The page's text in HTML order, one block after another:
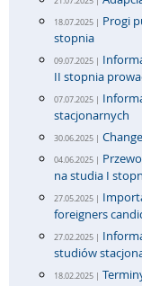
18.07.2025 | Progi
stopnia
09.07.2025 |
II stopnia
07.07.2025 |
stacjonarnych
30.06.2025 |
04.06.2025 |
na studia I
27.05.2025 |
foreigners
27.02.2025 |
studiów
18.02.2025 |